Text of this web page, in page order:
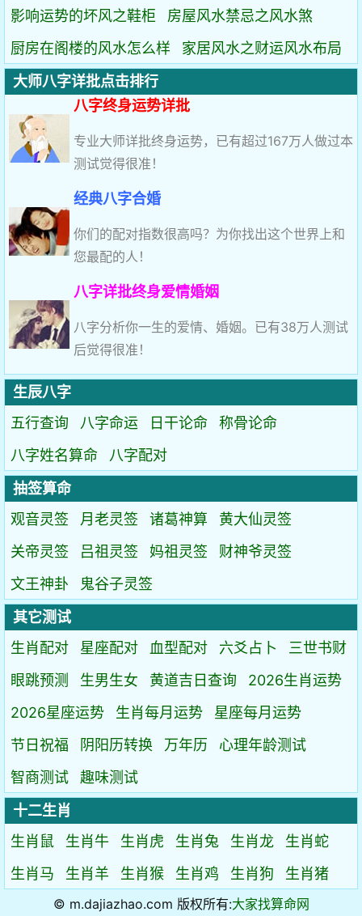
影响运势的坏风之鞋柜
房屋风水禁忌之风水煞
厨房在阁楼的风水怎么样
家居风水之财运风水布局
大师八字详批点击排行
八字终身运势详批
专业大师详批终身运势，已有超过167万人做过本
测试觉得很准！
经典八字合婚
你们的配对指数很高吗？为你找出这个世界上和
您最配的人！
八字详批终身爱情婚姻
八字分析你一生的爱情、婚姻。已有38万人测试
后觉得很准！
生辰八字
五行查询
八字命运 日干论命
称骨论命
八字姓名算命
八字配对
抽签算命
观音灵签
月老灵签 诸葛神算
黄大仙灵签
关帝灵签
吕祖灵签 妈祖灵签
财神爷灵签
文王神卦
鬼谷子灵签
其它测试
生肖配对
星座配对 血型配对 六爻占卜
三世书财
眼跳预测
生男生女 黄道吉日查询
2026生肖运势
2026星座运势
生肖每月运势
星座每月运势
节日祝福
阴阳历转换 万年历
心理年龄测试
智商测试
趣味测试
十二生肖
生肖鼠
生肖牛 生肖虎 生肖兔 生肖龙
生肖蛇
生肖马
生肖羊 生肖猴 生肖鸡 生肖狗 生肖猪
© m.dajiazhao.com 版权所有:大家找算命网